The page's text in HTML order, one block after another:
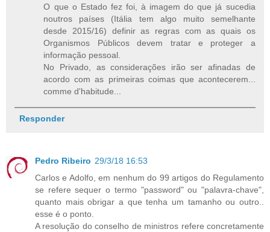
O que o Estado fez foi, à imagem do que já sucedia
noutros países (Itália tem algo muito semelhante
desde 2015/16) definir as regras com as quais os
Organismos Públicos devem tratar e proteger a
informação pessoal.
No Privado, as considerações irão ser afinadas de
acordo com as primeiras coimas que acontecerem...
comme d'habitude...
Responder
Pedro Ribeiro 29/3/18 16:53
Carlos e Adolfo, em nenhum do 99 artigos do Regulamento
se refere sequer o termo "password" ou "palavra-chave",
quanto mais obrigar a que tenha um tamanho ou outro..
esse é o ponto.
A resolução do conselho de ministros refere concretamente